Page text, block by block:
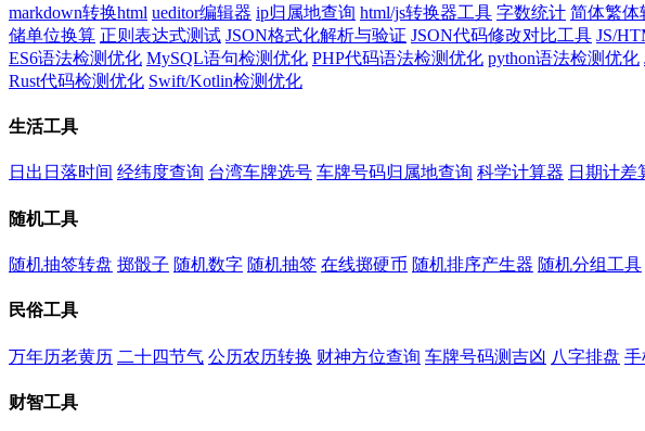
markdown转换html ueditor编辑器 ip归属地查询 html/js转换器工具 字数统计 简体繁体
储单位换算 正则表达式测试 JSON格式化解析与验证 JSON代码修改对比工具 JS/
ES6语法检测优化 MySQL语句检测优化 PHP代码语法检测优化 python语法检测优化
Rust代码检测优化 Swift/Kotlin检测优化
生活工具
日出日落时间 经纬度查询 台湾车牌选号 车牌号码归属地查询 科学计算器 日期计差
随机工具
随机抽签转盘 掷骰子 随机数字 随机抽签 在线掷硬币 随机排序产生器 随机分组工具
民俗工具
万年历老黄历 二十四节气 公历农历转换 财神方位查询 车牌号码测吉凶 八字排盘 手
财智工具